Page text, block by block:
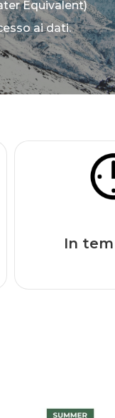
Equivalent)
ai dati.
In